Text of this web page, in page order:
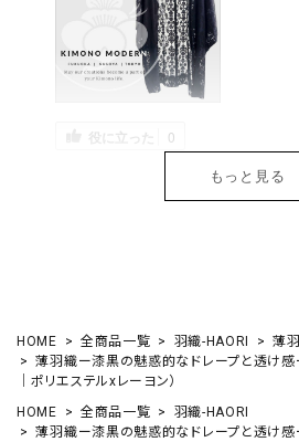
役に立った 0
もっと見る
HOME 全商品一覧 羽織-HAORI
薄
薄羽織ー漆黒の魅惑的なドレープと透け感
｜ポリエステルxレーヨン）
HOME
全商品一覧
羽織-HAORI
薄羽織ー漆黒の魅惑的なドレープと透け感